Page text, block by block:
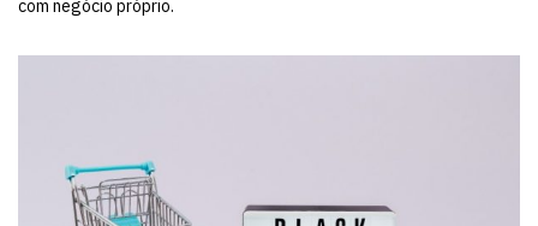
com negócio próprio.